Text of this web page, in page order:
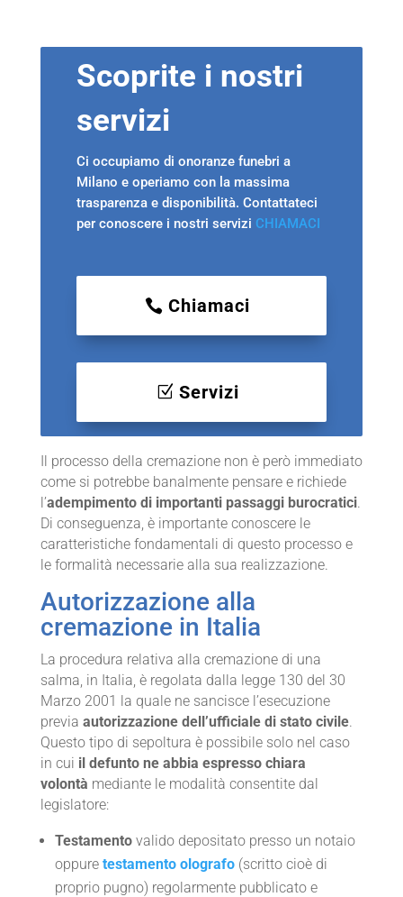
Scoprite i nostri
servizi
Ci occupiamo di onoranze funebri a
Milano e operiamo con la massima
trasparenza e disponibilità. Contattateci
per conoscere i nostri servizi CHIAMACI
Chiamaci
Servizi
Il processo della cremazione non è però immediato
come si potrebbe banalmente pensare e richiede
l’adempimento di importanti passaggi burocratici.
Di conseguenza, è importante conoscere le
caratteristiche fondamentali di questo processo e
le formalità necessarie alla sua realizzazione.
Autorizzazione alla
cremazione in Italia
La procedura relativa alla cremazione di una
salma, in Italia, è regolata dalla legge 130 del 30
Marzo 2001 la quale ne sancisce l’esecuzione
previa autorizzazione dell’ufficiale di stato civile.
Questo tipo di sepoltura è possibile solo nel caso
in cui il defunto ne abbia espresso chiara
volontà mediante le modalità consentite dal
legislatore:
Testamentovalido depositato presso un notaio
oppure testamento olografo(scritto cioè di
proprio pugno) regolarmente pubblicato e